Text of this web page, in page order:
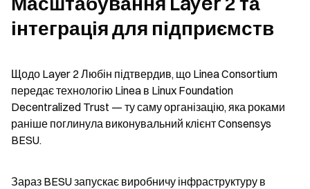
інтеграція для підприємств
Щодо Layer 2 Любін підтвердив, що Linea Consortium
передає технологію Linea в Linux Foundation
Decentralized Trust — ту саму організацію, яка роками
раніше поглинула виконувальний клієнт Consensys
BESU.
Зараз BESU запускає виробничу інфраструктуру в